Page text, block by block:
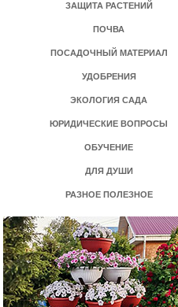
ЗАЩИТА РАСТЕНИЙ
ПОЧВА
ПОСАДОЧНЫЙ МАТЕРИАЛ
УДОБРЕНИЯ
ЭКОЛОГИЯ САДА
ЮРИДИЧЕСКИЕ ВОПРОСЫ
ОБУЧЕНИЕ
ДЛЯ ДУШИ
РАЗНОЕ ПОЛЕЗНОЕ